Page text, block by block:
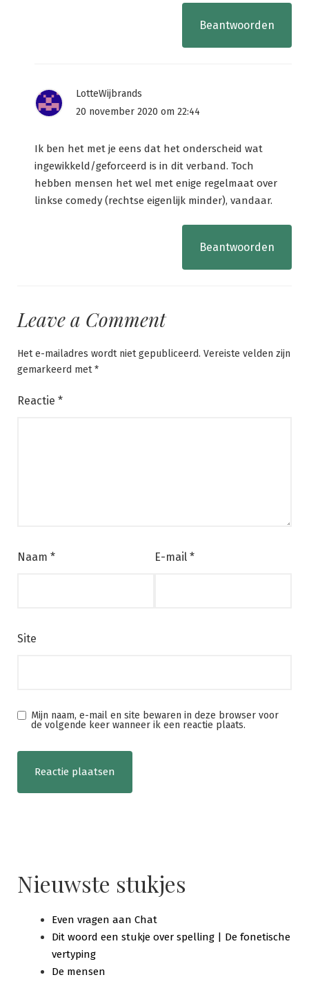
Beantwoorden
LotteWijbrands
20 november 2020 om 22:44
Ik ben het met je eens dat het onderscheid wat
ingewikkeld/geforceerd is in dit verband. Toch
hebben mensen het wel met enige regelmaat over
linkse comedy (rechtse eigenlijk minder), vandaar.
Beantwoorden
Leave a Comment
Het e-mailadres wordt niet gepubliceerd. Vereiste velden zijn
gemarkeerd met*
Reactie *
Naam * E-mail *
Site
Mijn naam, e-mail en site bewaren in deze browser voor
de volgende keer wanneer ik een reactie plaats.
Nieuwste stukjes
Even vragen aan Chat
Dit woord een stukje over spelling | De fonetische
vertyping
De mensen